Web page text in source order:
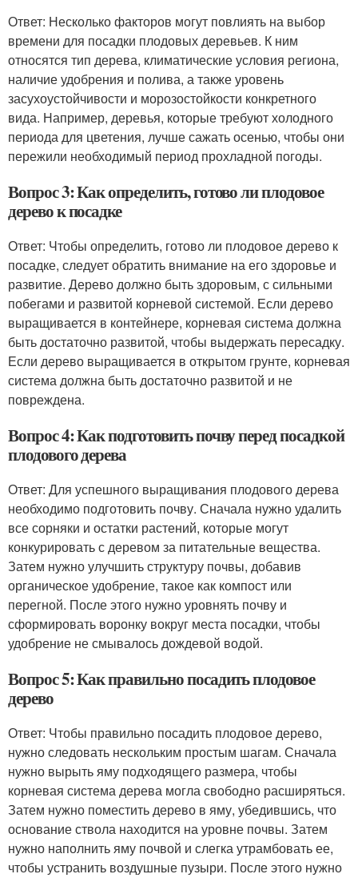
Ответ: Несколько факторов могут повлиять на выбор
времени для посадки плодовых деревьев. К ним
относятся тип дерева, климатические условия региона,
наличие удобрения и полива, а также уровень
засухоустойчивости и морозостойкости конкретного
вида. Например, деревья, которые требуют холодного
периода для цветения, лучше сажать осенью, чтобы они
пережили необходимый период прохладной погоды.
Вопрос 3: Как определить, готово ли плодовое
дерево к посадке
Ответ: Чтобы определить, готово ли плодовое дерево к
посадке, следует обратить внимание на его здоровье и
развитие. Дерево должно быть здоровым, с сильными
побегами и развитой корневой системой. Если дерево
выращивается в контейнере, корневая система должна
быть достаточно развитой, чтобы выдержать пересадку.
Если дерево выращивается в открытом грунте, корневая
система должна быть достаточно развитой и не
повреждена.
Вопрос 4: Как подготовить почву перед посадкой
плодового дерева
Ответ: Для успешного выращивания плодового дерева
необходимо подготовить почву. Сначала нужно удалить
все сорняки и остатки растений, которые могут
конкурировать с деревом за питательные вещества.
Затем нужно улучшить структуру почвы, добавив
органическое удобрение, такое как компост или
перегной. После этого нужно уровнять почву и
сформировать воронку вокруг места посадки, чтобы
удобрение не смывалось дождевой водой.
Вопрос 5: Как правильно посадить плодовое
дерево
Ответ: Чтобы правильно посадить плодовое дерево,
нужно следовать нескольким простым шагам. Сначала
нужно вырыть яму подходящего размера, чтобы
корневая система дерева могла свободно расширяться.
Затем нужно поместить дерево в яму, убедившись, что
основание ствола находится на уровне почвы. Затем
нужно наполнить яму почвой и слегка утрамбовать ее,
чтобы устранить воздушные пузыри. После этого нужно